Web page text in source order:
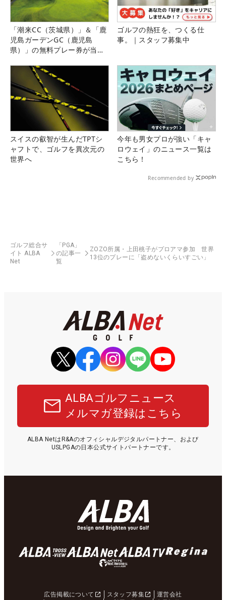
「潮来CC（茨城県）」＆「鹿
児島ガーデンGC（鹿児島
県）」の無料プレー券が当た
ゴルフの熱狂を、つくる仕
事。｜スタッフ募集中
スイスの叡智が生んだTPTシ
ャフトで、ゴルフを異次元の
世界へ
今年も男女プロが強い「キャ
ロウェイ」のニュース一覧は
こちら！
Recommended by
ゴルフ総合サ
イト ALBA
Net
「PGA」
の記事一
覧
ZOZO所属・上田桃子がプロアマ参加 世界
13位のプレーに「盗めないくらいすごい」
ALBAゴルフニュース
メルマガ登録はこちら
ALBA NetはR&Aのオフィシャルデジタルパートナー、および
USLPGAの日本公式サイトパートナーです。
広告掲載について スタッフ募集
運営会社